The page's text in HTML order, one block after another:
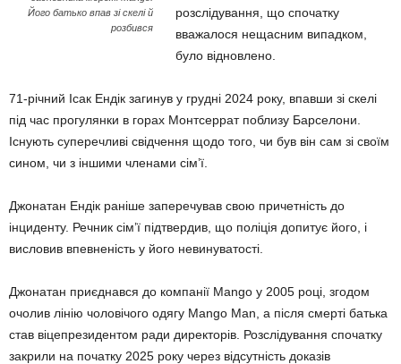
Його батько впав зі скелі й
розбився
розслідування, що спочатку
вважалося нещасним випадком,
було відновлено.
71-річний Ісак Ендік загинув у грудні 2024 року, впавши зі скелі
під час прогулянки в горах Монтсеррат поблизу Барселони.
Існують суперечливі свідчення щодо того, чи був він сам зі своїм
сином, чи з іншими членами сім’ї.
Джонатан Ендік раніше заперечував свою причетність до
інциденту. Речник сім’ї підтвердив, що поліція допитує його, і
висловив впевненість у його невинуватості.
Джонатан приєднався до компанії Mango у 2005 році, згодом
очолив лінію чоловічого одягу Mango Man, а після смерті батька
став віцепрезидентом ради директорів. Розслідування спочатку
закрили на початку 2025 року через відсутність доказів